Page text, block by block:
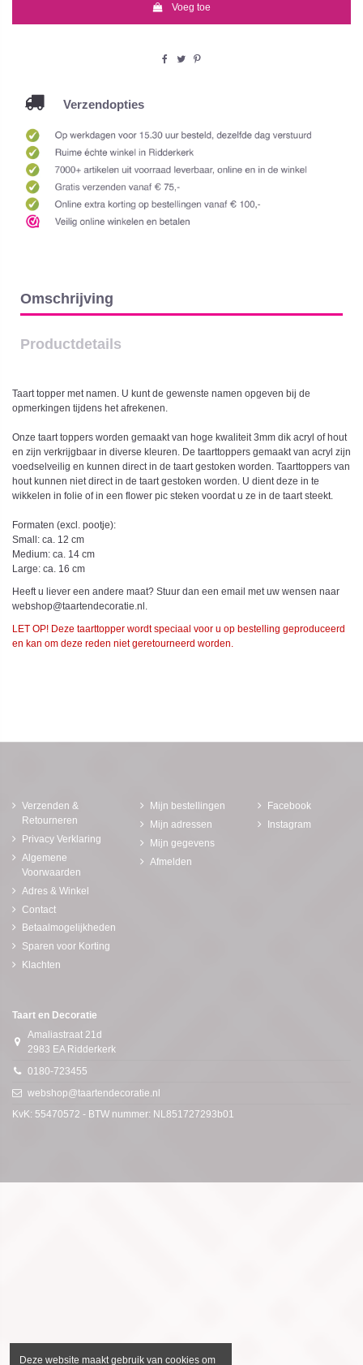
Voeg toe
Verzendopties
Omschrijving
Productdetails
Taart topper met namen. U kunt de gewenste namen opgeven bij de
opmerkingen tijdens het afrekenen.
Onze taart toppers worden gemaakt van hoge kwaliteit 3mm dik acryl of hout
en zijn verkrijgbaar in diverse kleuren. De taarttoppers gemaakt van acryl zijn
voedselveilig en kunnen direct in de taart gestoken worden. Taarttoppers van
hout kunnen niet direct in de taart gestoken worden. U dient deze in te
wikkelen in folie of in een flower pic steken voordat u ze in de taart steekt.
Formaten (excl. pootje):
Small: ca. 12 cm
Medium: ca. 14 cm
Large: ca. 16 cm
Heeft u liever een andere maat? Stuur dan een email met uw wensen naar
webshop@taartendecoratie.nl.
LET OP! Deze taarttopper wordt speciaal voor u op bestelling geproduceerd
en kan om deze reden niet geretourneerd worden.
Verzenden &
Retourneren
Privacy Verklaring
Algemene
Voorwaarden
Adres & Winkel
Contact
Betaalmogelijkheden
Sparen voor Korting
Klachten
Mijn bestellingen
Mijn adressen
Mijn gegevens
Afmelden
Facebook
Instagram
Taart en Decoratie
Amaliastraat 21d
2983 EA Ridderkerk
0180-723455
webshop@taartendecoratie.nl
KvK: 55470572 - BTW nummer: NL851727293b01
Deze website maakt gebruik van cookies om